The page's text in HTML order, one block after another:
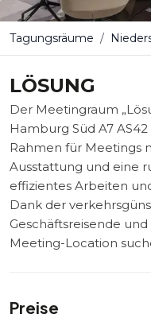
Tagungsräume
LÖSUNG
Der Meetingraum
Hamburg Süd A7
Rahmen für Meetings
Ausstattung und eine
effizientes Arbeiten
Dank der
Geschäftsreisende
Meeting-Location
Preise